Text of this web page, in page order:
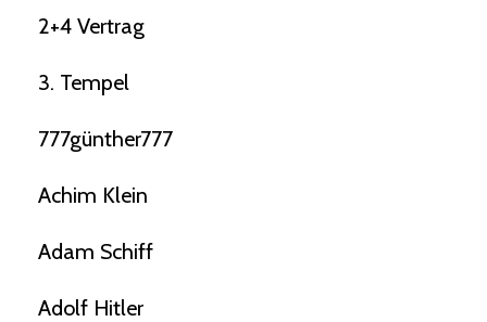
2+4 Vertrag
3. Tempel
777günther777
Achim Klein
Adam Schiff
Adolf Hitler